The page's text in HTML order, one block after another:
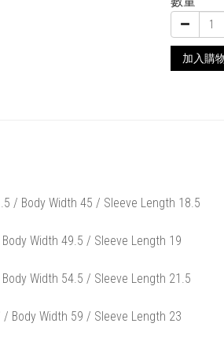
加入購
/ Body Width 45 / Sleeve Length 18.5
Width 49.5 / Sleeve Length 19
Width 54.5 / Sleeve Length 21.5
Body Width 59 / Sleeve Length 23